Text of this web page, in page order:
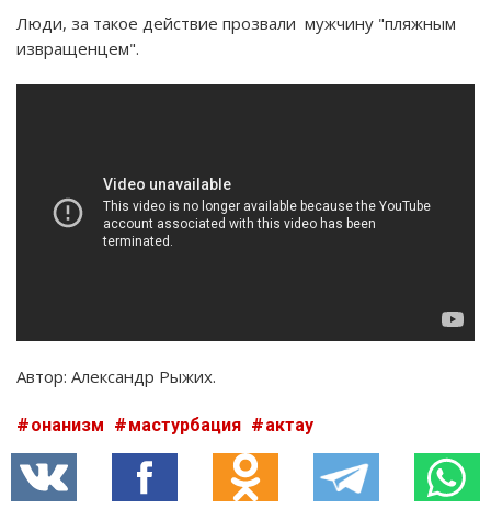
Люди, за такое действие прозвали мужчину "пляжным
извращенцем".
Автор: Александр Рыжих.
онанизм мастурбация актау